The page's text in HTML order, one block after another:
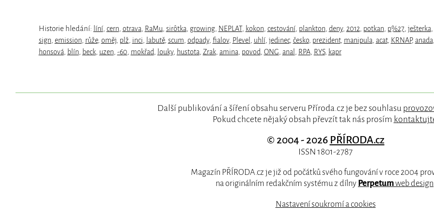
Historie hledání: líní, cern otrava RaMu sirôtka growing, NEPLAT, kokon cestování, plankton deny, 2012 potkan p%27, ješterka
sign emission růže, oměj, plž inci labutě, scum odpady, fialov, Plevel uhlí, jedinec, česko, prezident, manipula acat, KRNAP, anada
honsová
blín beck, uzen -60 mokřad louky, hustota Zrak, amina povod ONG anal RPA, RYS, kapr
Další publikování a šíření obsahu serveru Příroda.cz je bez souhlasu
Pokud chcete nějaký obsah převzít tak nás prosím
© 2004 - 2026 PŘÍRODA.cz
ISSN 1801-2787
Magazín PŘÍRODA.cz je již od počátků svého fungování v roce 2004
na originálním redakčním systému z dílny Perpetumweb design
Nastavení soukromí a cookies